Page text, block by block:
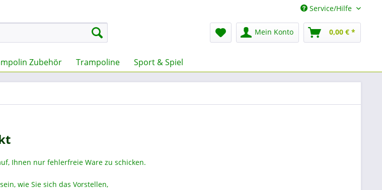
Service/Hilfe
Mein Konto 0,00 € *
Zubehör Trampoline Sport & Spiel
Ihnen nur fehlerfreie Ware zu schicken.
wie Sie sich das Vorstellen,